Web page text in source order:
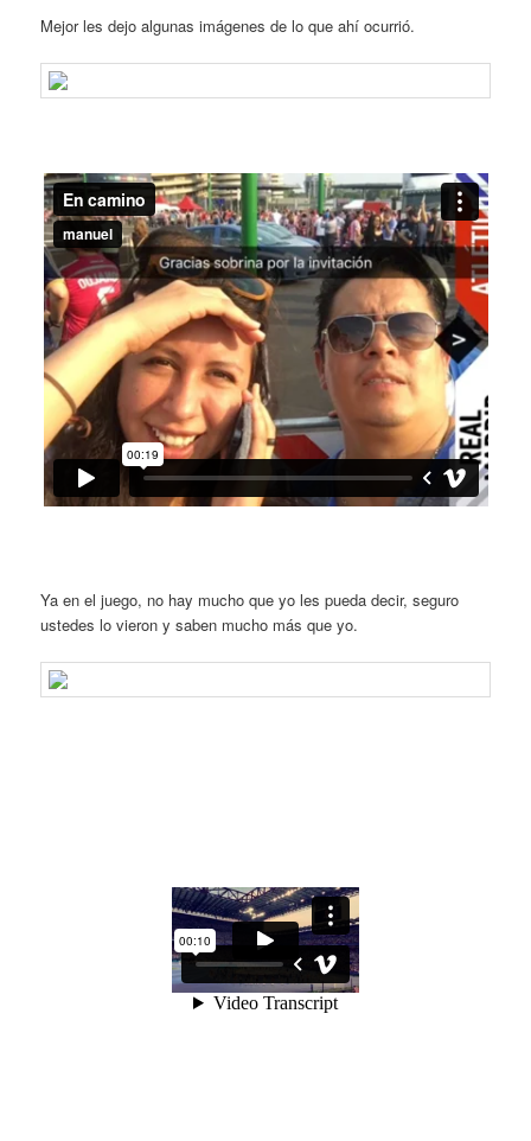
Mejor les dejo algunas imágenes de lo que ahí ocurrió.
Ya en el juego, no hay mucho que yo les pueda decir, seguro
ustedes lo vieron y saben mucho más que yo.